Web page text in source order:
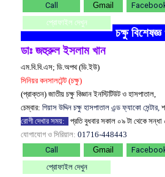
Call Gmail
প্রোফাইল দেখুন
চক্ষু
ডাঃ জহুরুল ইসলাম খান
এম.বি.বি.এস; ডি.অপথ (ডি.ইউ)
সিনিয়র কনসালটেন্ট (চক্ষু)
(প্রাক্তন) জাতীয় চক্ষু বিজ্ঞান ইনস্টিটিউট ও হাসপাতাল,
চেম্বার: গিয়াস উদ্দিন চক্ষু হাসপাতাল এন্ড ফ্যাকো সেন্টার,
রোগী দেখার সময়:
প্রতি বুধবার সকাল ০৯ টা থেকে সন্ধা
যোগাযোগ ও সিরিয়াল: 01716-448443
Call Gmail
প্রোফাইল দেখুন